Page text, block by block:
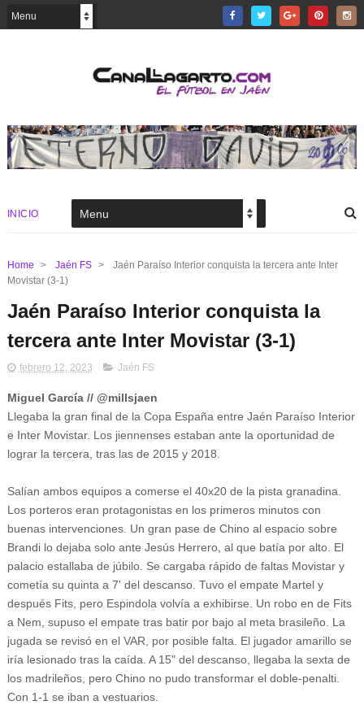
INICIO
Home > Jaén FS >
Jaén Paraíso Interior conquista la tercera ante Inter
Movistar (3-1)
Jaén Paraíso Interior conquista la
tercera ante Inter Movistar (3-1)
febrero 12, 2023 Jaén FS
Miguel García // @millsjaen
Llegaba la gran final de la Copa España entre Jaén Paraíso Interior
e Inter Movistar. Los jiennenses estaban ante la oportunidad de
lograr la tercera, tras las de 2015 y 2018.
Salían ambos equipos a comerse el 40x20 de la pista granadina.
Los porteros eran protagonistas en los primeros minutos con
buenas intervenciones. Un gran pase de Chino al espacio sobre
Brandi lo dejaba solo ante Jesús Herrero, al que batía por alto. El
palacio estallaba de júbilo. Se cargaba rápido de faltas Movistar y
cometía su quinta a 7' del descanso. Tuvo el empate Martel y
después Fits, pero Espindola volvía a exhibirse. Un robo en de Fits
a Nem, supuso el empate tras batir por bajo al meta brasileño. La
jugada se revisó en el VAR, por posible falta. El jugador amarillo se
iría lesionado tras la caída. A 15" del descanso, llegaba la sexta de
los madrileños, pero Chino no pudo transformar el doble-penalti.
Con 1-1 se iban a vestuarios.